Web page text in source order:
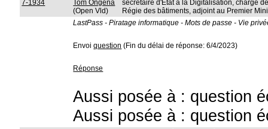
7-1934
Tom Ongena
(Open Vld)
secrétaire d'État à la Digitalisation, chargé
Régie des bâtiments, adjoint au Premier
LastPass - Piratage informatique - Mots de passe - Vie
Envoiquestion (Fin du délai de réponse: 6/4/2023)
Réponse
Aussi posée à : question
Aussi posée à : question